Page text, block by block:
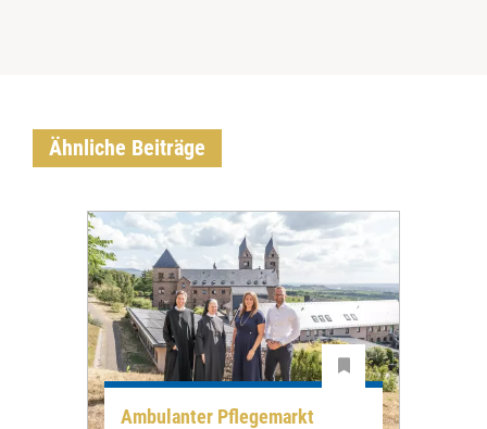
Ähnliche Beiträge
Ambulanter Pflegemarkt